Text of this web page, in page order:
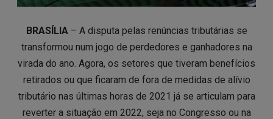
BRASÍLIA – A disputa pelas renúncias tributárias se
transformou num jogo de perdedores e ganhadores na
virada do ano. Agora, os setores que tiveram benefícios
retirados ou que ficaram de fora de medidas de alívio
tributário nas últimas horas de 2021 já se articulam para
reverter a situação em 2022, seja no Congresso ou na